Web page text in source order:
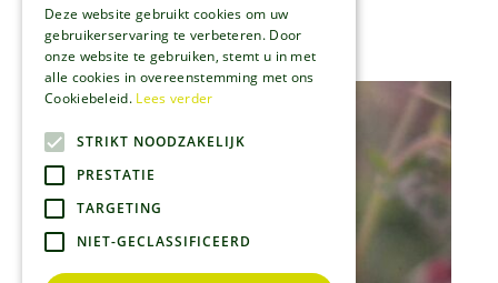
Bosooievaarsbek
Geranium sylvaticum
Deze website gebruikt cookies om uw
gebruikerservaring te verbeteren. Door
onze website te gebruiken, stemt u in met
alle cookies in overeenstemming met ons
Cookiebeleid. Lees verder
STRIKT NOODZAKELIJK
PRESTATIE
TARGETING
NIET-GECLASSIFICEERD